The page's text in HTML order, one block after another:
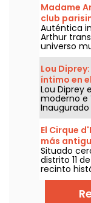
Madame
club
Auténtica
Arthur
universo
francesa.
Lou
íntimo en
París
Lou Diprey
moderno e
Inaugurado
local
festivos,
iluminación
¿Listos
común?
El Cirque
más
Situado
distrito 11
recinto
Uno de
antiguos
artes